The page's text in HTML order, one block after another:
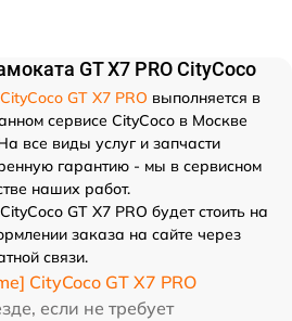
GT X7 PRO CityCoco
GT X7 PRO выполняется в
сервисе CityCoco в Москве
все виды услуг и запчасти
гарантию - мы в сервисном
наших работ.
GT X7 PRO будет стоить на
заказа на сайте через
связи.
CityCoco GT X7 PRO
если не требует